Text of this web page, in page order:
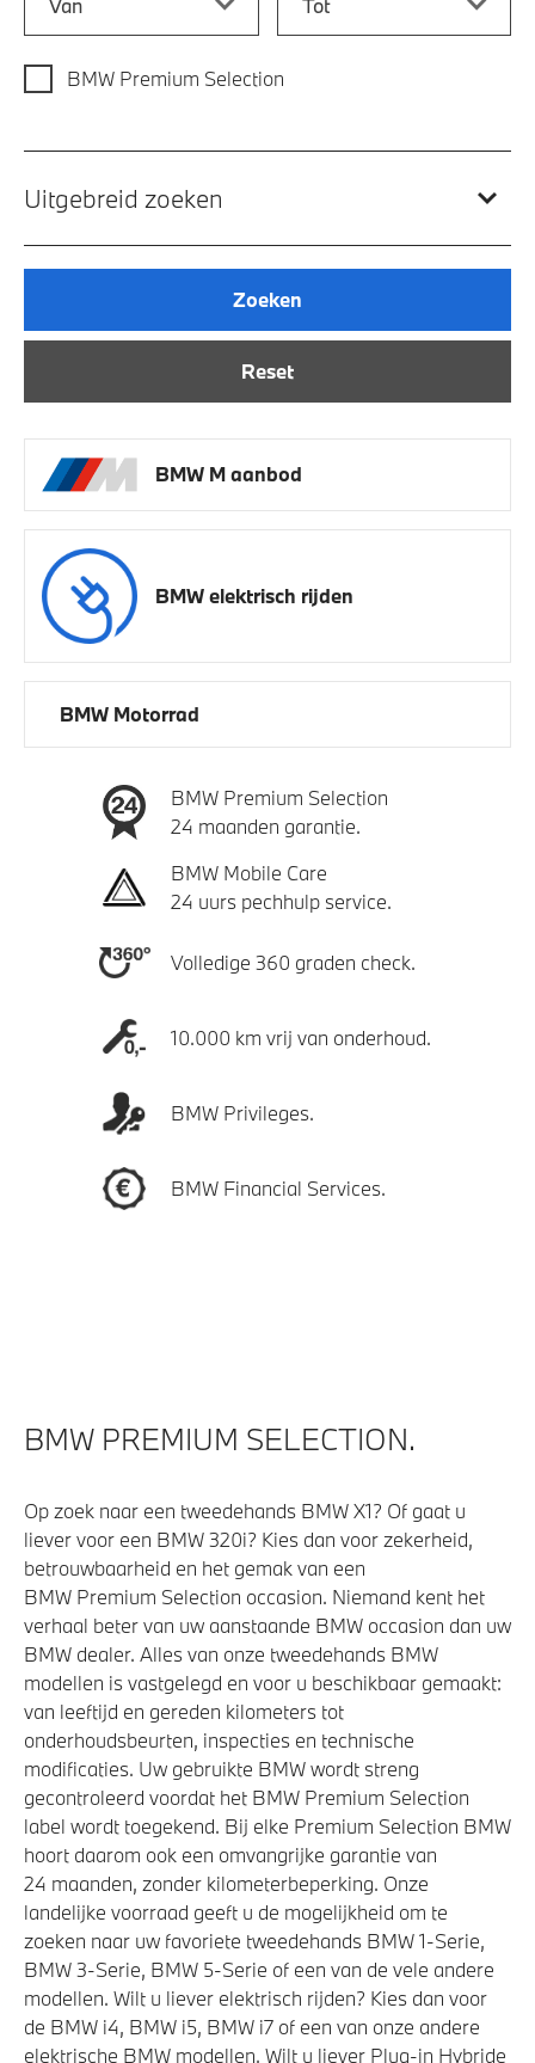
BMW Premium Selection
Uitgebreid zoeken
Reset
Zoeken
BMW M aanbod
BMW elektrisch rijden
BMW Motorrad
BMW Premium Selection
24 maanden garantie.
BMW Mobile Care
24 uurs pechhulp service.
Volledige 360 graden check.
10.000 km vrij van onderhoud.
BMW Privileges.
BMW Financial Services.
BMW PREMIUM SELECTION.
Op zoek naar een tweedehands BMW X1? Of gaat u
liever voor een BMW 320i? Kies dan voor zekerheid,
betrouwbaarheid en het gemak van een
BMW Premium Selection occasion. Niemand kent het
verhaal beter van uw aanstaande BMW occasion dan uw
BMW dealer. Alles van onze tweedehands BMW
modellen is vastgelegd en voor u beschikbaar gemaakt:
van leeftijd en gereden kilometers tot
onderhoudsbeurten, inspecties en technische
modificaties. Uw gebruikte BMW wordt streng
gecontroleerd voordat het BMW Premium Selection
label wordt toegekend. Bij elke Premium Selection BMW
hoort daarom ook een omvangrijke garantie van
24 maanden, zonder kilometerbeperking. Onze
landelijke voorraad geeft u de mogelijkheid om te
zoeken naar uw favoriete tweedehands BMW 1-Serie,
BMW 3-Serie, BMW 5-Serie of een van de vele andere
modellen. Wilt u liever elektrisch rijden? Kies dan voor
de BMW i4, BMW i5, BMW i7 of een van onze andere
elektrische BMW modellen. Wilt u liever Plug-in Hybride